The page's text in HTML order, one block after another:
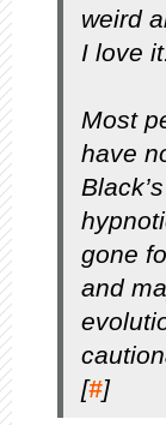
weird
I love
Most
have
gone
and
[#]